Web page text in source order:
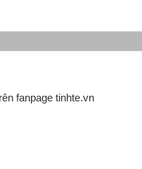
fanpage tinhte.vn